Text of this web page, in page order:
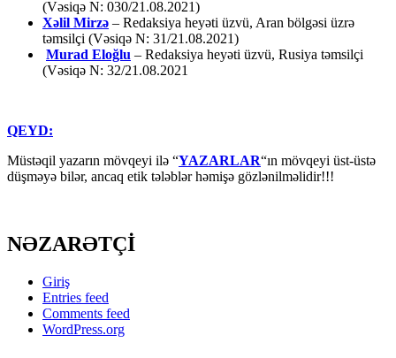
(Vəsiqə N: 030/21.08.2021)
Xəlil Mirzə – Redaksiya heyəti üzvü, Aran bölgəsi üzrə
təmsilçi (Vəsiqə N: 31/21.08.2021)
Murad Eloğlu – Redaksiya heyəti üzvü, Rusiya təmsilçi
(Vəsiqə N: 32/21.08.2021
QEYD:
Müstəqil yazarın mövqeyi ilə “YAZARLAR“ın mövqeyi üst-üstə
düşməyə bilər, ancaq etik tələblər həmişə gözlənilməlidir!!!
NƏZARƏTÇİ
Giriş
Entries feed
Comments feed
WordPress.org